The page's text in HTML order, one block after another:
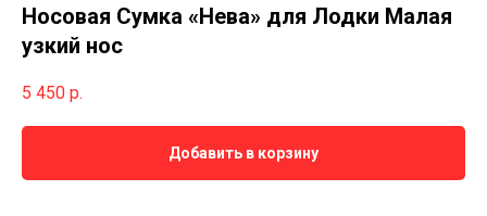
Носовая Сумка «Нева» для Лодки Малая
узкий нос
5 450 р.
Добавить в корзину